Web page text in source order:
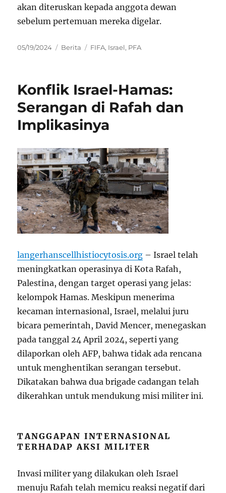
akan diteruskan kepada anggota dewan
sebelum pertemuan mereka digelar.
Posted
05/19/2024 Categories
Berita Tags
FIFA, Israel, PFA
Konflik Israel-Hamas:
Serangan di Rafah dan
Implikasinya
langerhanscellhistiocytosis.org – Israel telah
meningkatkan operasinya di Kota Rafah,
Palestina, dengan target operasi yang jelas:
kelompok Hamas. Meskipun menerima
kecaman internasional, Israel, melalui juru
bicara pemerintah, David Mencer, menegaskan
pada tanggal 24 April 2024, seperti yang
dilaporkan oleh AFP, bahwa tidak ada rencana
untuk menghentikan serangan tersebut.
Dikatakan bahwa dua brigade cadangan telah
dikerahkan untuk mendukung misi militer ini.
TANGGAPAN INTERNASIONAL
TERHADAP AKSI MILITER
Invasi militer yang dilakukan oleh Israel
menuju Rafah telah memicu reaksi negatif dari